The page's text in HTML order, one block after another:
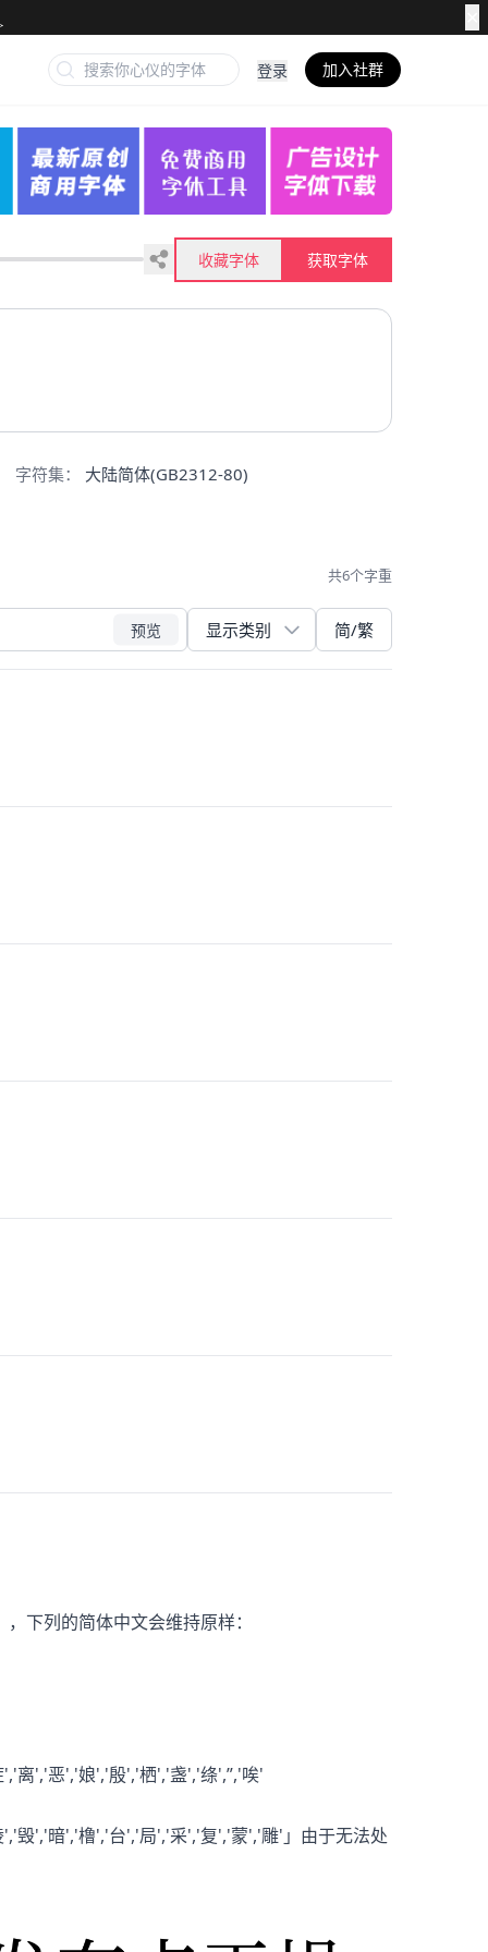
登录 加入社群
收藏字体 获取字体
字符集： 大陆简体(GB2312-80)
共6个字重
预览 简/繁
下列的简体中文会维持原样：
离','恶','娘','殷','栖','盏','绦',”,'唉'
','暗','橹','台','局','采','复','蒙','雕'」由于无法处